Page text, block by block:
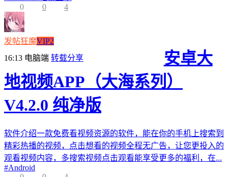
0
0 4
发帖狂魔VIP2
16:13 电脑端 转载分享
安卓大
地视频APP（大海系列）
V4.2.0 纯净版
软件介绍一款免费看视频资源的软件，能在你的手机上搜索到
精彩热播的视频，点击想看的视频全程无广告，让您更投入的
观看视频内容，多搜索视频点击观看能享受更多的福利，在...
#Android